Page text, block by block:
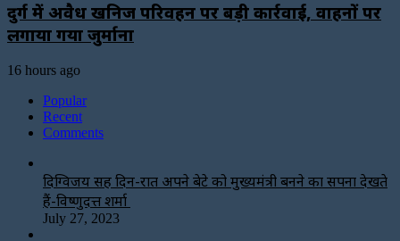
दुर्ग में अवैध खनिज परिवहन पर बड़ी कार्रवाई, वाहनों पर
लगाया गया जुर्माना
16 hours ago
Popular
Recent
Comments
दिग्विजय सिंह दिन-रात अपने बेटे को मुख्यमंत्री बनने का सपना देखते
हैं-विष्णुदत्त शर्मा
July 27, 2023